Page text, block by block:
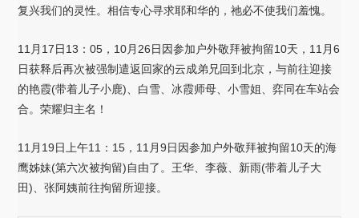
复兴我们的灵性。相信专心寻求耶和华的，祂必不使我们羞愧。
11月17日13：05，10月26日因参加户外敬拜被拘留10天，11月6
日获释后再次被强制遣返回家的云成弟兄回到北京，与前往迎接
的艳霞(带着儿子小鹿)、白雪、冰霞师母、小雪姐、弈同在车站会
合。荣耀归主名！
11月19日上午11：15，11月9日因参加户外敬拜被拘留10天的海
鹰姊妹(第六次被拘留)自由了。王华、李薇、新雨(带着儿子大
田)、张阿姨前往拘留所迎接。